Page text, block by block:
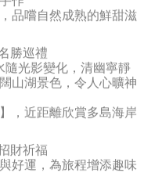
品嚐自然成熟的鮮甜滋
勝巡禮
隨光影變化，清幽寧靜
山湖景色，令人心曠神
，近距離欣賞多島海岸
財祈福
好運，為旅程增添趣味